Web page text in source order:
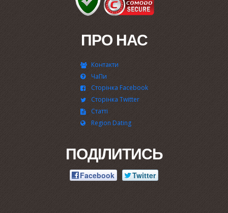
ПРО НАС
Контакти
ЧаПи
Сторінка Facebook
Сторінка Twitter
Статті
Region Dating
ПОДІЛИТИСЬ
Facebook Twitter